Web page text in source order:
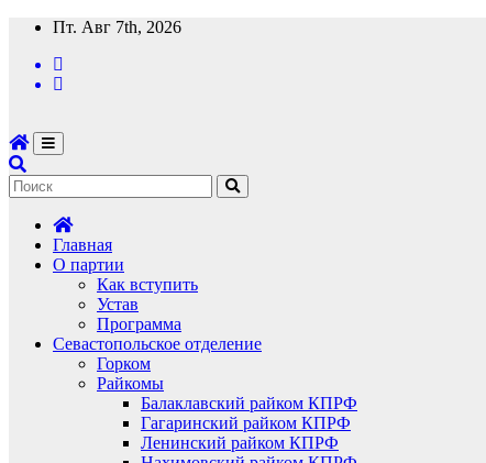
Перейти
содержимому
Пт. Авг 7th, 2026
Главная
О партии
Как вступить
Устав
Программа
Севастопольское отделение
Горком
Райкомы
Балаклавский райком КПРФ
Гагаринский райком КПРФ
Ленинский райком КПРФ